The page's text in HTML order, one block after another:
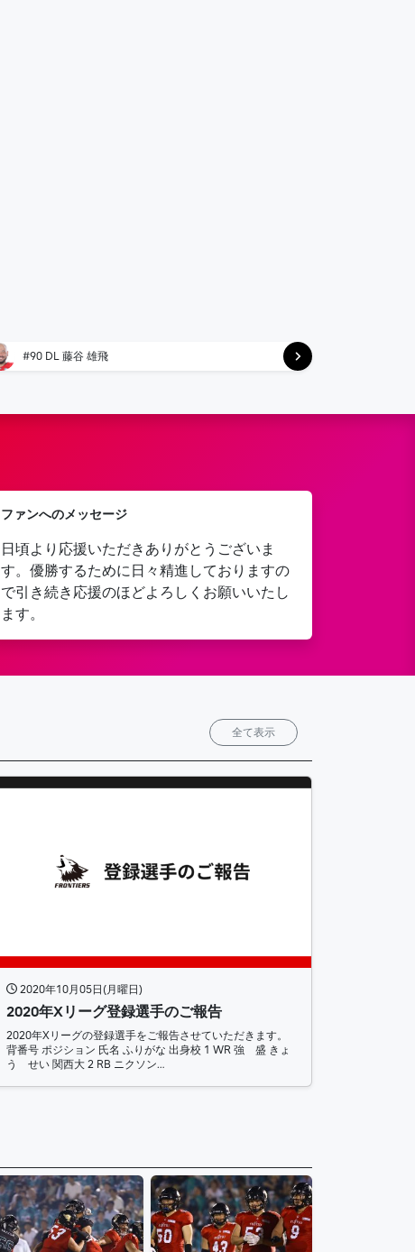
#90 DL 藤谷 雄飛
ファンへのメッセージ
日頃より応援いただきありがとうございま
す。優勝するために日々精進しておりますの
で引き続き応援のほどよろしくお願いいたし
ます。
全て表示
2020年10月05日(月曜日)
2020年Xリーグ登録選手のご報告
2020年Xリーグの登録選手をご報告させていただきます。
背番号 ポジション 氏名 ふりがな 出身校 1 WR 強 盛 きょ
う せい 関西大 2 RB ニクソン…